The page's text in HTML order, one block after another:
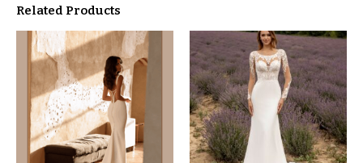
Related Products